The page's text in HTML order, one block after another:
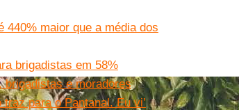
440% maior que a média dos
brigadistas em 58%
brigadistas e moradores
para o Pantanal. Eu vi’